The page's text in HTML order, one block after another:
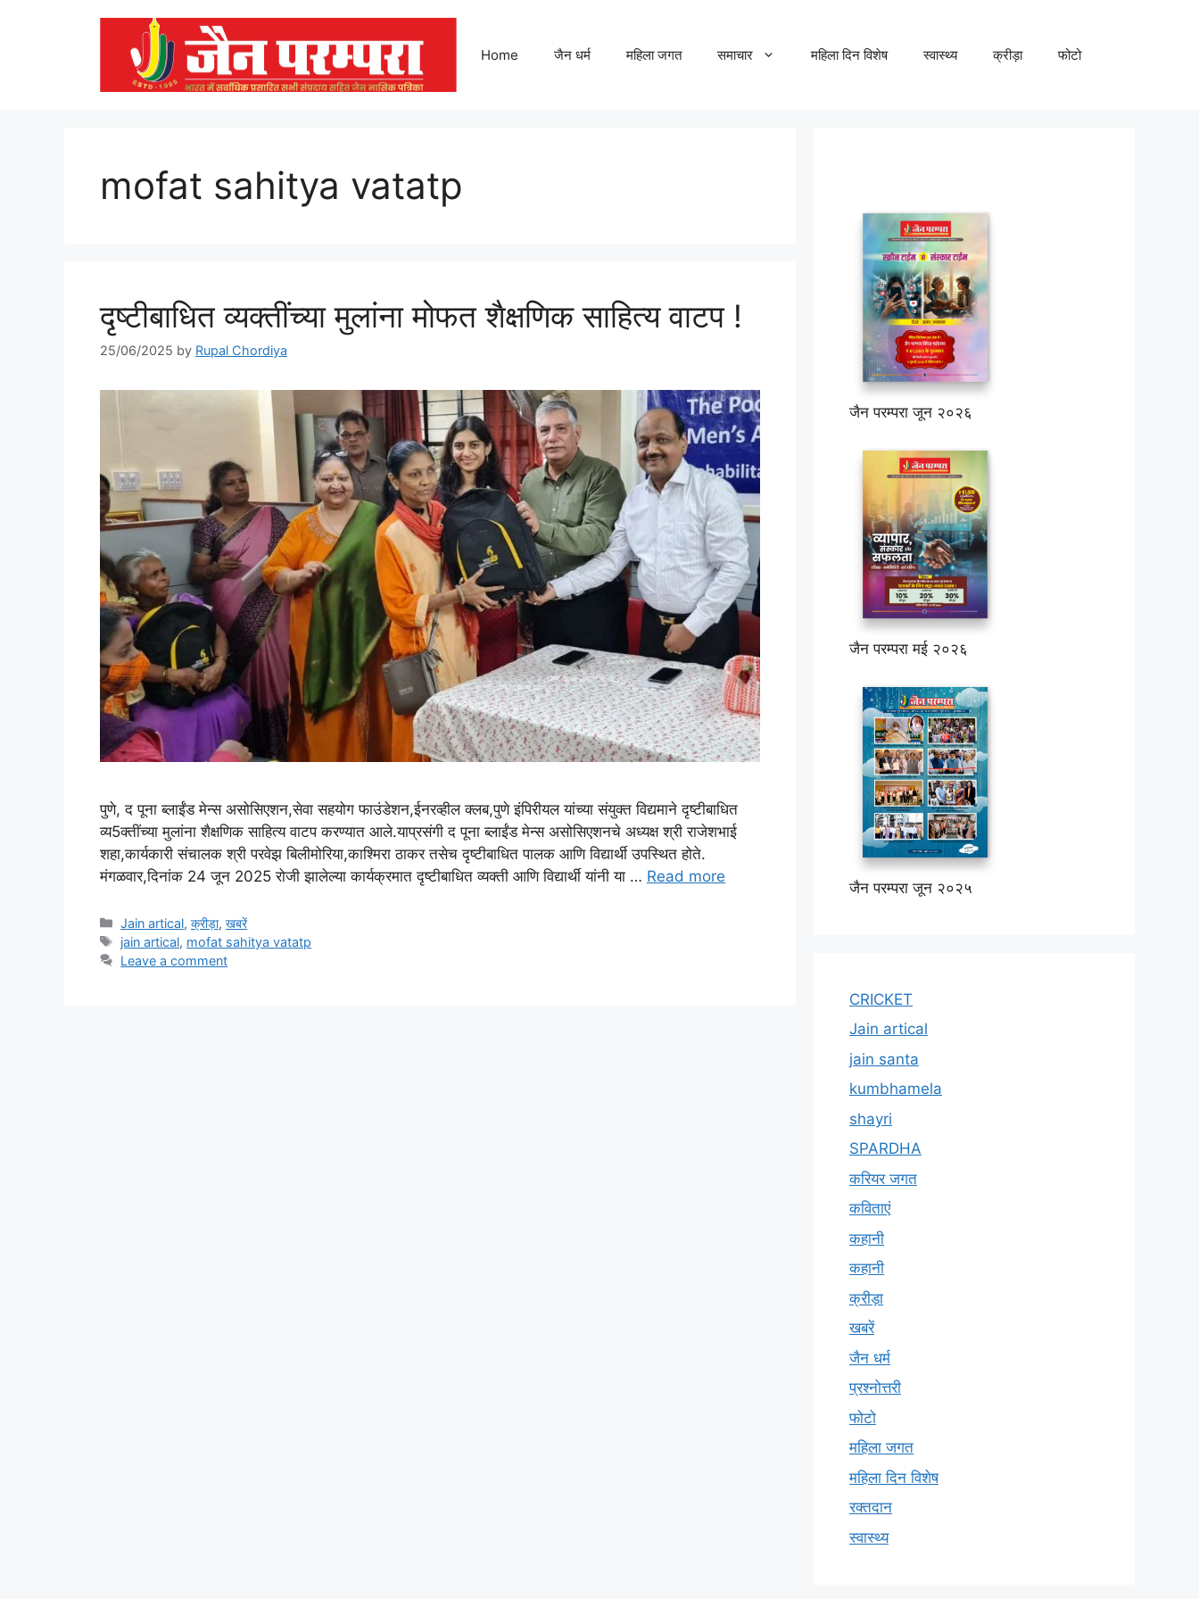
Home जैन धर्म महिला जगत समाचार महिला दिन विशेष स्वास्थ्य क्रीड़ा फोटो
mofat sahitya vatatp
दृष्टीबाधित व्यक्तींच्या मुलांना मोफत शैक्षणिक साहित्य वाटप !
25/06/2025 by Rupal Chordiya
पुणे, द पूना ब्लाईंड मेन्स असोसिएशन,सेवा सहयोग फाउंडेशन,ईनरव्हील क्लब,पुणे इंपिरीयल यांच्या संयुक्त विद्यमाने दृष्टीबाधित
व्य5क्तींच्या मुलांना शैक्षणिक साहित्य वाटप करण्यात आले.याप्रसंगी द पूना ब्लाईंड मेन्स असोसिएशनचे अध्यक्ष श्री राजेशभाई
शहा,कार्यकारी संचालक श्री परवेझ बिलीमोरिया,काश्मिरा ठाकर तसेच दृष्टीबाधित पालक आणि विद्यार्थी उपस्थित होते.
मंगळवार,दिनांक 24 जून 2025 रोजी झालेल्या कार्यक्रमात दृष्टीबाधित व्यक्ती आणि विद्यार्थी यांनी या … Read more
Categories
Jain artical,क्रीड़ा,खबरें
Tags
jain artical, mofat sahitya vatatp
Leave a comment
जैन परम्परा जून २०२६
जैन परम्परा मई २०२६
जैन परम्परा जून २०२५
CRICKET
Jain artical
jain santa
kumbhamela
shayri
SPARDHA
करियर जगत
कविताएं
कहानी
कहानी
क्रीड़ा
खबरें
जैन धर्म
प्रश्नोत्तरी
फोटो
महिला जगत
महिला दिन विशेष
रक्तदान
स्वास्थ्य